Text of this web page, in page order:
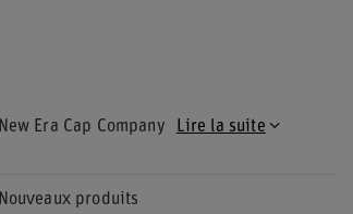
New Era Cap Company Lire la suite
Nouveaux produits